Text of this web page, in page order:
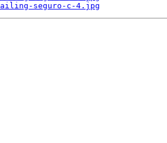
seguro-c-4.jpg